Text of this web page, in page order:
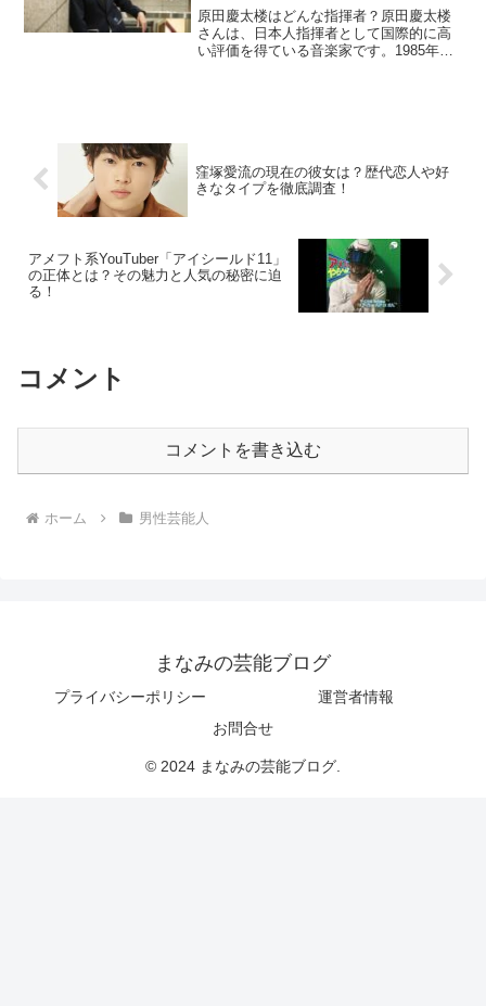
原田慶太楼はどんな指揮者？原田慶太楼
さんは、日本人指揮者として国際的に高
い評価を得ている音楽家です。1985年に
窪塚愛流の現在の彼女は？歴代恋人や好
きなタイプを徹底調査！
アメフト系YouTuber「アイシールド11」
の正体とは？その魅力と人気の秘密に迫
る！
コメント
コメントを書き込む
ホーム 男性芸能人
まなみの芸能ブログ
プライバシーポリシー
運営者情報
お問合せ
© 2024 まなみの芸能ブログ.